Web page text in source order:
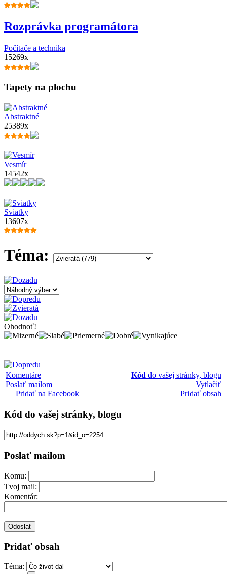
Rozprávka programátora
Počítače a technika
15269x
Tapety na plochu
Abstraktné
25389x
Vesmír
14542x
Sviatky
13607x
Téma:
Ohodnoť!
Komentáre
Poslať mailom
Pridať na Facebook
Kód do vašej stránky, blogu
Vytlačiť
Pridať obsah
Kód do vašej stránky, blogu
Poslať mailom
Komu:
Tvoj mail:
Komentár:
Pridať obsah
Téma: